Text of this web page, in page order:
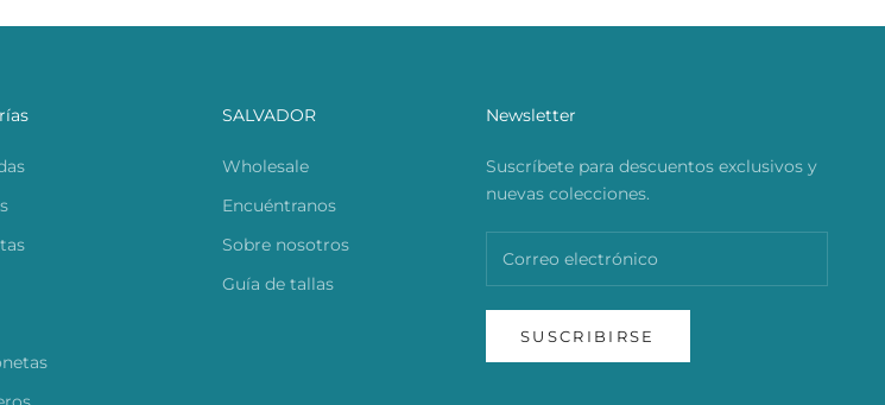
SALVADOR
Wholesale
Encuéntranos
Sobre nosotros
Guía de tallas
Newsletter
Suscríbete para descuentos exclusivos y
nuevas colecciones.
SUSCRIBIRSE